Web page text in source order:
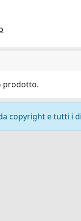
prodotto.
copyright e tutti i